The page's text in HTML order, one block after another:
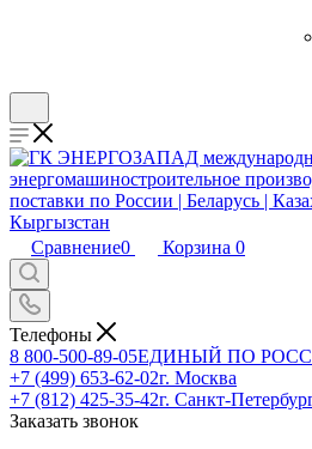
Сравнение0 Корзина 0
Телефоны
8 800-500-89-05ЕДИНЫЙ ПО
+7 (499) 653-62-02г. Москва
+7 (812) 425-35-42г. Санкт-
Заказать звонок